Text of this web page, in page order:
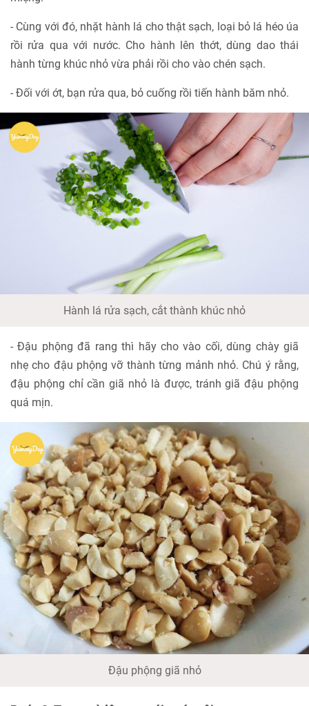
- Cùng với đó, nhặt hành lá cho thật sạch, loại bỏ lá héo úa
rồi rửa qua với nước. Cho hành lên thớt, dùng dao thái
hành từng khúc nhỏ vừa phải rồi cho vào chén sạch.
- Đối với ớt, bạn rửa qua, bỏ cuống rồi tiến hành băm nhỏ.
Hành lá rửa sạch, cắt thành khúc nhỏ
- Đậu phộng đã rang thì hãy cho vào cối, dùng chày giã
nhẹ cho đậu phộng vỡ thành từng mảnh nhỏ. Chú ý rằng,
đậu phộng chỉ cần giã nhỏ là được, tránh giã đậu phộng
quá mịn.
Đậu phộng giã nhỏ